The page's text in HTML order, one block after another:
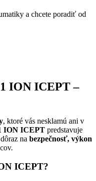
a chcete poradiť od
ION ICEPT –
, ktoré vás nesklamú ani v
ION ICEPT predstavuje
na bezpečnosť, výkon
ICEPT?